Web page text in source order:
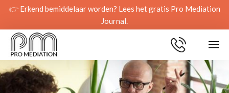
👉 Erkend bemiddelaar worden? Lees het gratis Pro Mediation
Journal.